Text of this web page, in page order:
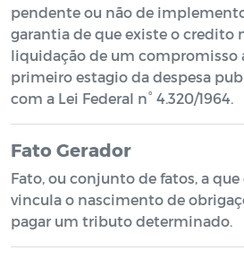
pendente ou não de
garantia de que existe o credito
liquidação de um compromisso
primeiro estagio da despesa
com a Lei Federal n° 4.320/1964.
Fato Gerador
Fato, ou conjunto de fatos, a
vincula o nascimento de
pagar um tributo determinado.